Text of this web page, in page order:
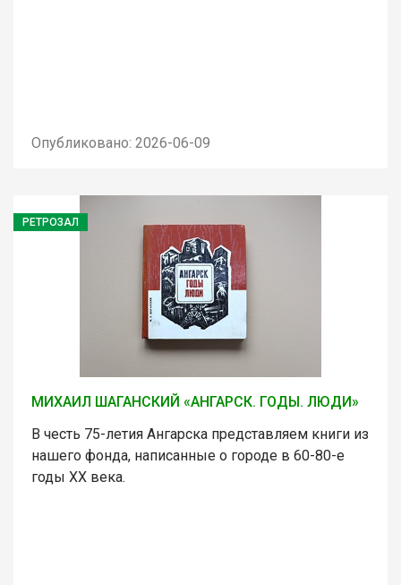
Опубликовано: 2026-06-09
РЕТРОЗАЛ
МИХАИЛ ШАГАНСКИЙ «АНГАРСК. ГОДЫ. ЛЮДИ»
В честь 75-летия Ангарска представляем книги из
нашего фонда, написанные о городе в 60-80-е
годы ХХ века.